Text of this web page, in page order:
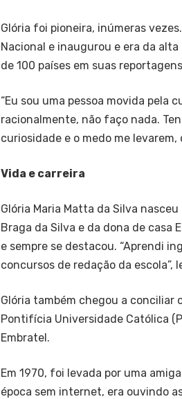
Glória foi pioneira, inúmeras
Nacional e inaugurou e era da
de 100 países em suas
“Eu sou uma pessoa movida pela
racionalmente, não faço nada.
curiosidade e o medo me
Vida e carreira
Glória Maria Matta da Silva
Braga da Silva e da dona de casa
e sempre se destacou. “Aprendi
concursos de redação da escola”,
Glória também chegou a conciliar
Pontifícia Universidade Católica
Embratel.
Em 1970, foi levada por uma
época sem internet, era ouvindo